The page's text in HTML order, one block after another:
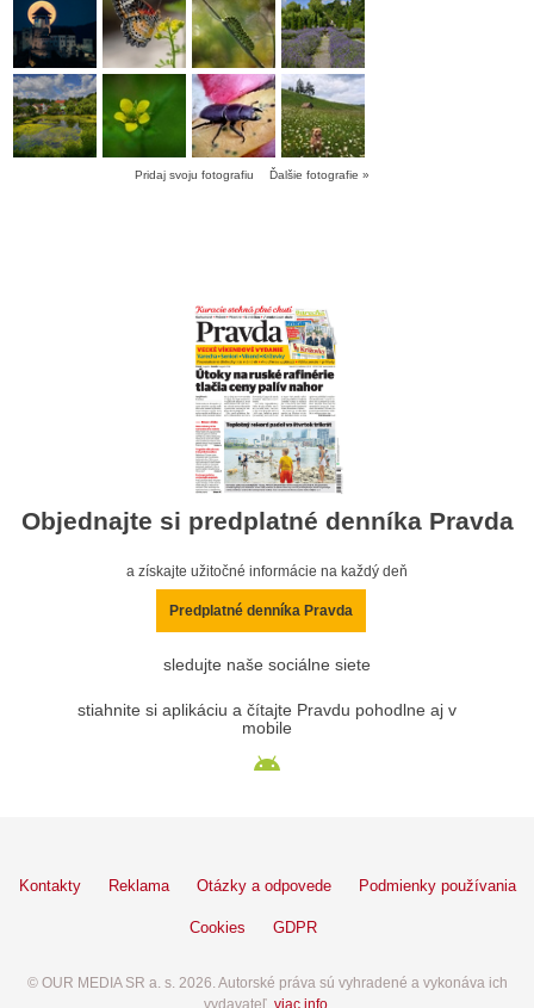
Pridaj svoju fotografiu Ďalšie fotografie »
Objednajte si predplatné denníka Pravda
a získajte užitočné informácie na každý deň
Predplatné denníka Pravda
sledujte naše sociálne siete
stiahnite si aplikáciu a čítajte Pravdu pohodlne aj v
mobile
Kontakty Reklama Otázky a odpovede Podmienky používania
Cookies GDPR
© OUR MEDIA SR a. s. 2026. Autorské práva sú vyhradené a vykonáva ich